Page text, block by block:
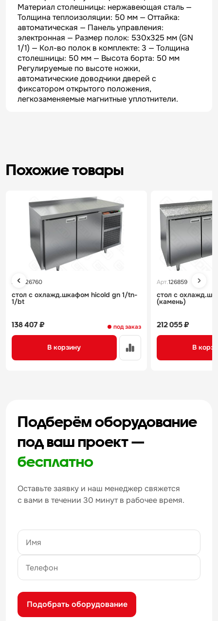
Материал столешницы: нержавеющая сталь —
Толщина теплоизоляции: 50 мм — Оттайка:
автоматическая — Панель управления:
электронная — Размер полок: 530х325 мм (GN
1/1) — Кол-во полок в комплекте: 3 — Толщина
столешницы: 50 мм — Высота борта: 50 мм
Регулируемые по высоте ножки,
автоматические доводчики дверей с
фиксатором открытого положения,
легкозаменяемые магнитные уплотнители.
Похожие товары
Арт. 126760
стол с охлажд.шкафом hicold gn 1/tn-
1/bt
под заказ
138 407 ₽
В корзину
Арт.126859
стол с
(камень)
212 055 ₽
В
Подберём оборудование
под ваш проект —
бесплатно
Оставьте заявку и наш менеджер свяжется
с вами в течении 30 минут в рабочее время.
Подобрать оборудование